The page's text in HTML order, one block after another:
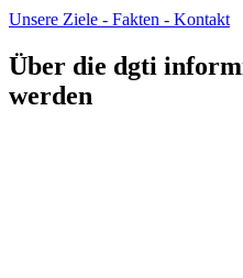
Unsere Ziele - Fakten - Kontakt
Über die dgti
werden